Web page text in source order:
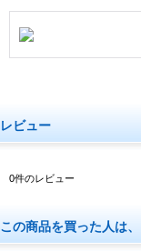
レビュー
0件のレビュー
この商品を買った人は